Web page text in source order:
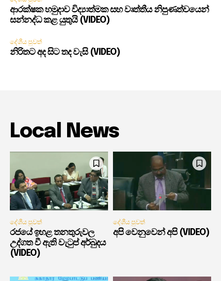
ආරක්ෂක හමුදාව විද්‍යාත්මක සහ වෘත්තීය නිපුණත්වයෙන්
සන්නද්ධ කළ යුතුයි (VIDEO)
දේශීය පුවත්
නිරිතට අද සිට තද වැසි (VIDEO)
Local News
දේශීය පුවත්
රජයේ ඉහළ තනතුරුවල
උද්ගත වී ඇති වැටුප් අර්බුදය
(VIDEO)
දේශීය පුවත්
අපි වෙනුවෙන් අපි (VIDEO)